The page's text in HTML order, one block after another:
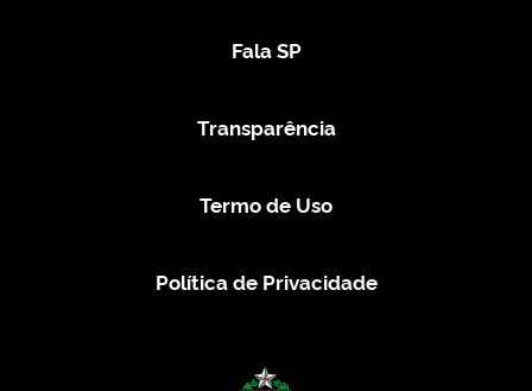
Fala SP
Transparência
Termo de Uso
Política de Privacidade